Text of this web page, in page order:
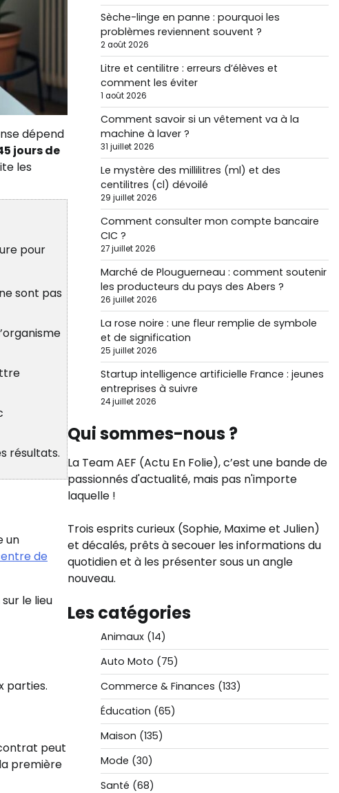
dépend
jours de
les
pour
sont pas
résultats.
un
de
le lieu
parties.
peut
première
Sèche-linge en panne : pourquoi les
problèmes reviennent souvent ?
2 août 2026
Litre et centilitre : erreurs d’élèves et
comment les éviter
1 août 2026
Comment savoir si un vêtement va à la
machine à laver ?
31 juillet 2026
Le mystère des millilitres (ml) et des
centilitres (cl) dévoilé
29 juillet 2026
Comment consulter mon compte bancaire
CIC ?
27 juillet 2026
Marché de Plouguerneau : comment soutenir
les producteurs du pays des Abers ?
26 juillet 2026
La rose noire : une fleur remplie de symbole
et de signification
25 juillet 2026
Startup intelligence artificielle France : jeunes
entreprises à suivre
24 juillet 2026
Qui sommes-nous ?
La Team AEF (Actu En Folie), c’est une bande de
passionnés d'actualité, mais pas n'importe
laquelle !
Trois esprits curieux (Sophie, Maxime et Julien)
et décalés, prêts à secouer les informations du
quotidien et à les présenter sous un angle
nouveau.
Les catégories
Animaux(14)
Auto Moto (75)
Commerce & Finances (133)
Éducation (65)
Maison (135)
Mode (30)
Santé (68)